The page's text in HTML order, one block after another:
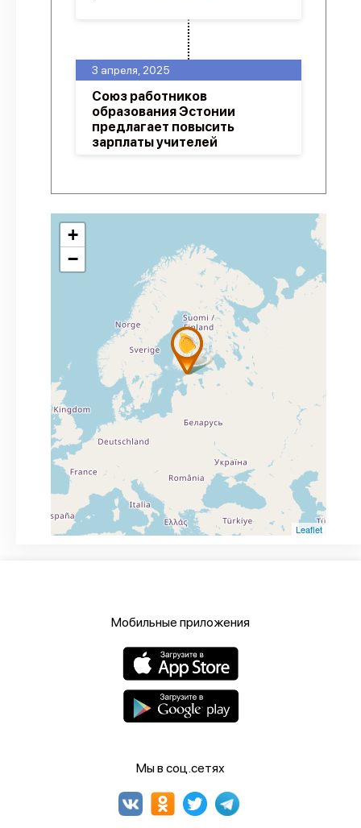
3 апреля, 2025
Союз работников
образования Эстонии
предлагает повысить
зарплаты учителей
+
−
Leaflet
Мобильные приложения
Мы в соц.сетях